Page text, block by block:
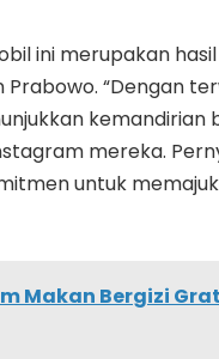
ini merupakan
“Dengan
kemandirian
mereka.
untuk
Makan Bergizi